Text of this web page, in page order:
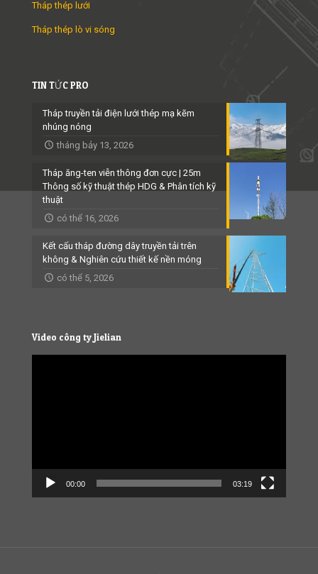
Tháp thép lưới
Tháp thép lò vi sóng
TIN TỨC PRO
Tháp truyền tải điện lưới thép mạ kẽm
nhúng nóng
tháng bảy 13, 2026
Tháp ăng-ten viễn thông đơn cực | 25m
Thông số kỹ thuật thép HDG & Phân tích kỹ
thuật
có thể 16, 2026
Kết cấu tháp đường dây truyền tải trên
không & Nghiên cứu thiết kế nền móng
có thể 5, 2026
Video công ty Jielian
00:00 03:19